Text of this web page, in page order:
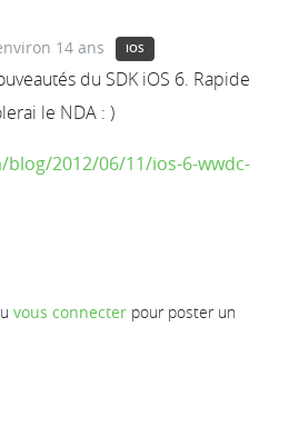
14 ans IOS
du SDK iOS 6. Rapide
le NDA : )
2012/06/11/ios-6-wwdc-
vous connecter pour poster un